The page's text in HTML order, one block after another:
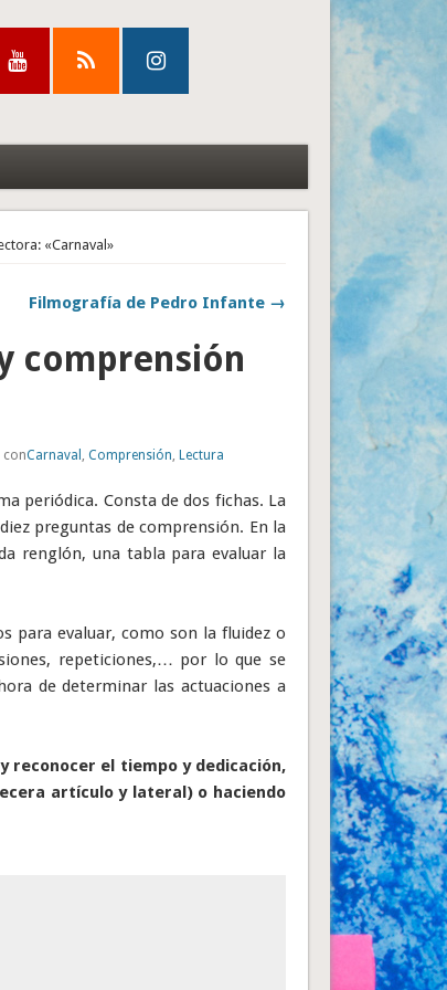
«Carnaval»
Filmografía de Pedro Infante →
comprensión
conCarnaval ,Comprensión,Lectura
periódica. Consta de dos fichas. La
preguntas de comprensión. En la
renglón, una tabla para evaluar la
para evaluar, como son la fluidez o
repeticiones,… por lo que se
de determinar las actuaciones a
reconocer el tiempo y dedicación,
artículo y lateral) o haciendo